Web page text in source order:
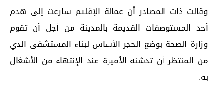
وقالت ذات المصادر أن عمالة الإقليم سارعت إلى هدم
أحد المستوصفات القديمة بالمدينة من أجل أن تقوم
وزارة الصحة بوضع الحجر الأساس لبناء المستشفى الذي
من المنتظر أن تدشنه الأميرة عند الإنتهاء من الأشغال
به.